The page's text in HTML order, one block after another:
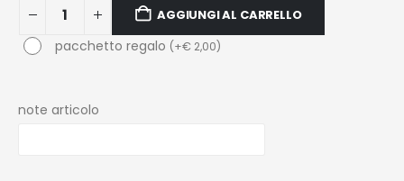
AGGIUNGI AL CARRELLO
pacchetto regalo (+€2,00)
note articolo